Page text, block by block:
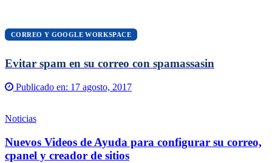
CORREO Y GOOGLE WORKSPACE
Evitar spam en su correo con spamassasin
Publicado en: 17 agosto, 2017
Noticias
Nuevos Videos de Ayuda para configurar su correo,
cpanel y creador de sitios